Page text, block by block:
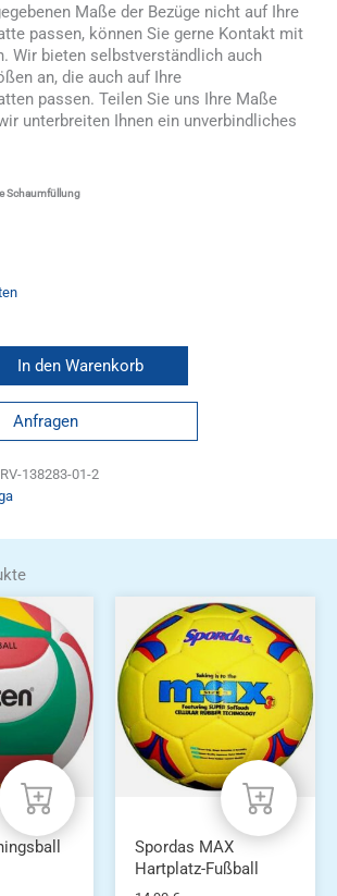
Maße der Bezüge nicht auf Ihre
passen, können Sie gerne Kontakt mit
Wir bieten selbstverständlich auch
an, die auch auf Ihre
passen. Teilen Sie uns Ihre Maße
unterbreiten Ihnen ein unverbindliches
Schaumfüllung
In den Warenkorb
Anfragen
138283-01-2
Spordas MAX
Hartplatz-Fußball